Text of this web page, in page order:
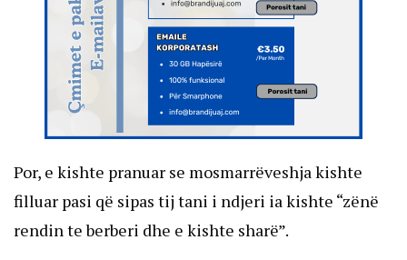
Por, e kishte pranuar se mosmarrëveshja kishte
filluar pasi që sipas tij tani i ndjeri ia kishte “zënë
rendin te berberi dhe e kishte sharë”.